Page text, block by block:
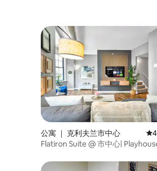
公寓 ｜ 克利夫兰市中心 平
Flatiron Suite @ 市中心|